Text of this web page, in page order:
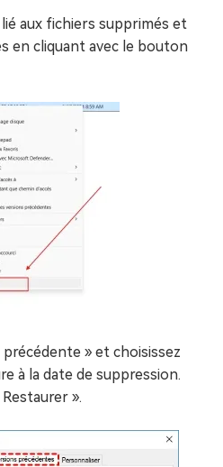
aux fichiers supprimés et
en cliquant avec le bouton
précédente » et choisissez
à la date de suppression.
».